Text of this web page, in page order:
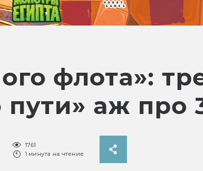
флота»:
пути» аж про
1761
1 минута на чтение